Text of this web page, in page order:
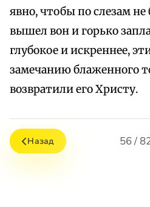
явно, чтобы по слезам
вышел вон и горько
глубокое и искреннее,
замечанию блаженного
возвратили его Христу.
Назад 56 /